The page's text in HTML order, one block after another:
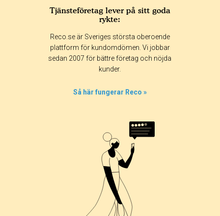
Tjänsteföretag lever på sitt goda
rykte:
Reco.se är Sveriges största oberoende
plattform för kundomdömen. Vi jobbar
sedan 2007 för bättre företag och nöjda
kunder.
Så här fungerar Reco »